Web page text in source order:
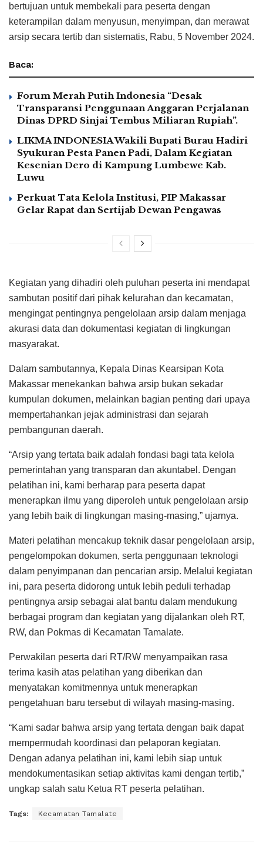
bertujuan untuk membekali para peserta dengan
keterampilan dalam menyusun, menyimpan, dan merawat
arsip secara tertib dan sistematis, Rabu, 5 November 2024.
Baca:
Forum Merah Putih Indonesia “Desak
Transparansi Penggunaan Anggaran Perjalanan
Dinas DPRD Sinjai Tembus Miliaran Rupiah”.
LIKMA INDONESIA Wakili Bupati Burau Hadiri
Syukuran Pesta Panen Padi, Dalam Kegiatan
Kesenian Dero di Kampung Lumbewe Kab.
Luwu
Perkuat Tata Kelola Institusi, PIP Makassar
Gelar Rapat dan Sertijab Dewan Pengawas
Kegiatan yang dihadiri oleh puluhan peserta ini mendapat
sambutan positif dari pihak kelurahan dan kecamatan,
mengingat pentingnya pengelolaan arsip dalam menjaga
akurasi data dan dokumentasi kegiatan di lingkungan
masyarakat.
Dalam sambutannya, Kepala Dinas Kearsipan Kota
Makassar menekankan bahwa arsip bukan sekadar
kumpulan dokumen, melainkan bagian penting dari upaya
mempertahankan jejak administrasi dan sejarah
pembangunan daerah.
“Arsip yang tertata baik adalah fondasi bagi tata kelola
pemerintahan yang transparan dan akuntabel. Dengan
pelatihan ini, kami berharap para peserta dapat
menerapkan ilmu yang diperoleh untuk pengelolaan arsip
yang lebih baik di lingkungan masing-masing,” ujarnya.
Materi pelatihan mencakup teknik dasar pengelolaan arsip,
pengelompokan dokumen, serta penggunaan teknologi
dalam penyimpanan dan pencarian arsip. Melalui kegiatan
ini, para peserta didorong untuk lebih peduli terhadap
pentingnya arsip sebagai alat bantu dalam mendukung
berbagai program dan kegiatan yang dijalankan oleh RT,
RW, dan Pokmas di Kecamatan Tamalate.
Perwakilan peserta dari RT/RW menyampaikan rasa
terima kasih atas pelatihan yang diberikan dan
menyatakan komitmennya untuk menerapkan
pengetahuan baru tersebut di wilayah masing-masing.
“Kami sadar bahwa arsip yang tertata dengan baik dapat
mempermudah koordinasi dan pelaporan kegiatan.
Dengan adanya pelatihan ini, kami lebih siap untuk
mendokumentasikan setiap aktivitas kami dengan tertib,”
ungkap salah satu Ketua RT peserta pelatihan.
Tags: Kecamatan Tamalate